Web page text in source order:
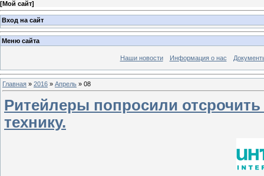
[Мой сайт]
Вход на сайт
Меню сайта
Наши новости Информация о нас
Главная » 2016 » Апрель » 08
Ритейлеры попросили
технику.